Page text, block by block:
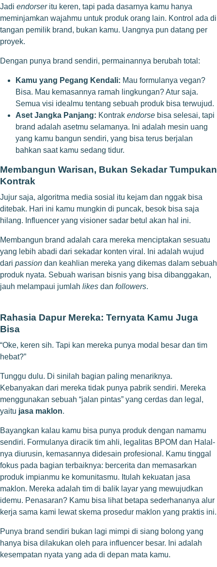
Jadi endorseritu keren, tapi pada dasarnya kamu hanya
meminjamkan wajahmu untuk produk orang lain. Kontrol ada di
tangan pemilik brand, bukan kamu. Uangnya pun datang per
proyek.
Dengan punya brand sendiri, permainannya berubah total:
Kamu yang Pegang Kendali: Mau formulanya vegan?
Bisa. Mau kemasannya ramah lingkungan? Atur saja.
Semua visi idealmu tentang sebuah produk bisa terwujud.
Aset Jangka Panjang: Kontrak endorse bisa selesai, tapi
brand adalah asetmu selamanya. Ini adalah mesin uang
yang kamu bangun sendiri, yang bisa terus berjalan
bahkan saat kamu sedang tidur.
Membangun Warisan, Bukan Sekadar Tumpukan
Kontrak
Jujur saja, algoritma media sosial itu kejam dan nggak bisa
ditebak. Hari ini kamu mungkin di puncak, besok bisa saja
hilang. Influencer yang visioner sadar betul akan hal ini.
Membangun brand adalah cara mereka menciptakan sesuatu
yang lebih abadi dari sekadar konten viral. Ini adalah wujud
dari passion dan keahlian mereka yang dikemas dalam sebuah
produk nyata. Sebuah warisan bisnis yang bisa dibanggakan,
jauh melampaui jumlah likes dan followers.
Rahasia Dapur Mereka: Ternyata Kamu Juga
Bisa
“Oke, keren sih. Tapi kan mereka punya modal besar dan tim
hebat?”
Tunggu dulu. Di sinilah bagian paling menariknya.
Kebanyakan dari mereka tidak punya pabrik sendiri. Mereka
menggunakan sebuah “jalan pintas” yang cerdas dan legal,
yaitu jasa maklon.
Bayangkan kalau kamu bisa punya produk dengan namamu
sendiri. Formulanya diracik tim ahli, legalitas BPOM dan Halal-
nya diurusin, kemasannya didesain profesional. Kamu tinggal
fokus pada bagian terbaiknya: bercerita dan memasarkan
produk impianmu ke komunitasmu. Itulah kekuatan jasa
maklon. Mereka adalah tim di balik layar yang mewujudkan
idemu. Penasaran? Kamu bisa lihat betapa sederhananya alur
kerja sama kami lewatskema prosedur maklon yang praktis ini.
Punya brand sendiri bukan lagi mimpi di siang bolong yang
hanya bisa dilakukan oleh para influencer besar. Ini adalah
kesempatan nyata yang ada di depan mata kamu.